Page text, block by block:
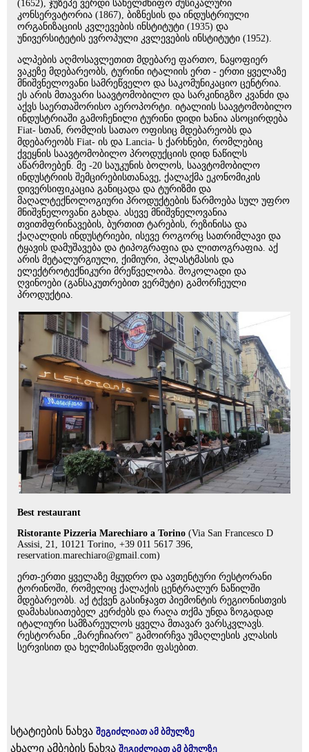
(1652), ჯუზეპე ვერდი სახელმწიფო მუსიკალური
კონსერვატორია (1867), ბიზნესის და ინდუსტრიული
ორგანიზაციის კვლევების ინსტიტუტი (1935) და
უნივერსიტეტის ევროპული კვლევების ინსტიტუტი (1952).
ალპების აღმოსავლეთით მდებარე ფართო, ნაყოფიერ
ვაკეზე მდებარეობს, ტურინი იტალიის ერთ - ერთი ყველაზე
მნიშვნელოვანი სამრეწველო და საკომუნიკაციო ცენტრია.
ეს არის მთავარი საავტომობილო და სარკინიგზო კვანძი და
აქვს საერთაშორისო აეროპორტი. იტალიის საავტომობილო
ინდუსტრიაში გამოჩენილი ტურინი დიდი ხანია ასოცირდება
Fiat- სთან, რომლის სათაო ოფისიც მდებარეობს და
მდებარეობს Fiat- ის და Lancia- ს ქარხნები, რომლებიც
ქვეყნის საავტომობილო პროდუქციის დიდ ნაწილს
აწარმოებენ. მე -20 საუკუნის ბოლოს, საავტომობილო
ინდუსტრიის შემცირებისთანავე, ქალაქმა ეკონომიკის
დივერსიფიკაცია განიცადა და ტურიზმი და
მაღალტექნოლოგიური პროდუქტების წარმოება სულ უფრო
მნიშვნელოვანი გახდა. ასევე მნიშვნელოვანია
თვითმფრინავების, ბურთით ტარების, რეზინისა და
ქაღალდის ინდუსტრიები, ისევე როგორც სათრიმლავი და
ტყავის დამუშავება და ტიპოგრაფია და ლითოგრაფია. აქ
არის მეტალურგიული, ქიმიური, პლასტმასის და
ელექტროტექნიკური მრეწველობა. შოკოლადი და
ღვინოები (განსაკუთრებით ვერმუტი) გამორჩეული
პროდუქტია.
Best restaurant
Ristorante Pizzeria Marechiaro a Torino (Via San Francesco D
Assisi, 21, 10121 Torino, +39 011 5617 396,
reservation.marechiaro@gmail.com)
ერთ-ერთი ყველაზე მყუდრო და ავთენტური რესტორანი
ტორინოში, რომელიც ქალაქის ცენტრალურ ნაწილში
მდებარეობს. აქ ტქვენ გასინჯავთ პიემონტის რეგიონისთვის
დამახასიათებელ კერძებს და რაღა თქმა უნდა ზოგადად
იტალიური სამზარეულოს ყველა მთავარ ვარსკვლავს.
რესტორანი „მარეჩიარო" გამოირჩვა უმაღლესის კლასის
სერვისით და ხელმისაწვდომი ფასებით.
სტატიების ნახვა შეგიძლიათ ამ ბმულზე
ახალი ამბების ნახვა შეგიძლიათ ამ ბმულზე